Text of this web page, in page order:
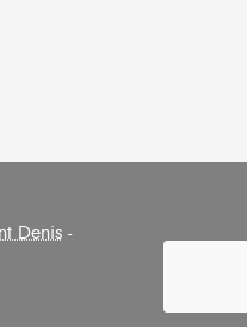
Denis -